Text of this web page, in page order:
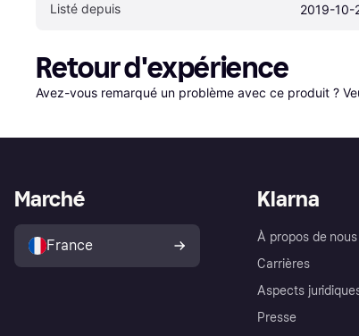
Listé depuis 2019-10-
Retour d'expérience
Avez-vous remarqué un problème avec ce produit ?
Klarna
À propos de nous
Carrières
Aspects
Presse
Marché
France